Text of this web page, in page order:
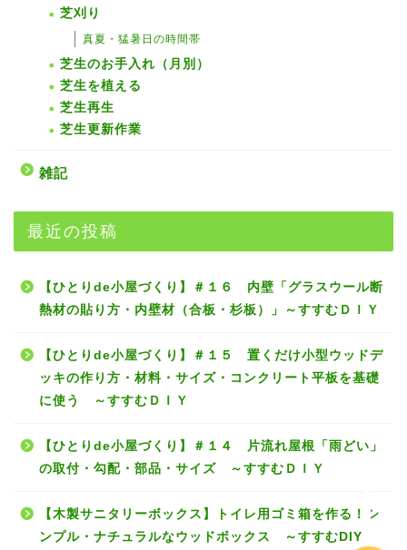
芝刈り
真夏・猛暑日の時間帯
芝生のお手入れ（月別）
芝生を植える
芝生再生
芝生更新作業
雑記
最近の投稿
【ひとりde小屋づくり】＃１６ 内壁「グラスウール断
熱材の貼り方・内壁材（合板・杉板）」～すすむＤＩＹ
【ひとりde小屋づくり】＃１５ 置くだけ小型ウッドデ
ッキの作り方・材料・サイズ・コンクリート平板を基礎
に使う ～すすむＤＩＹ
【ひとりde小屋づくり】＃１４ 片流れ屋根「雨どい」
の取付・勾配・部品・サイズ ～すすむＤＩＹ
【木製サニタリーボックス】トイレ用ゴミ箱を作る！シ
ンプル・ナチュラルなウッドボックス ～すすむDIY
インテリアDIY